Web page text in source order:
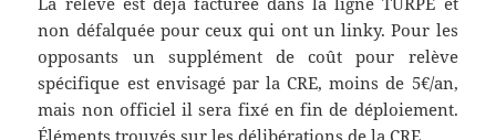
non défalquée pour ceux qui ont un linky. Pour les
opposants un supplément de coût pour relève
spécifique est envisagé par la CRE, moins de 5€/an,
mais non officiel il sera fixé en fin de déploiement.